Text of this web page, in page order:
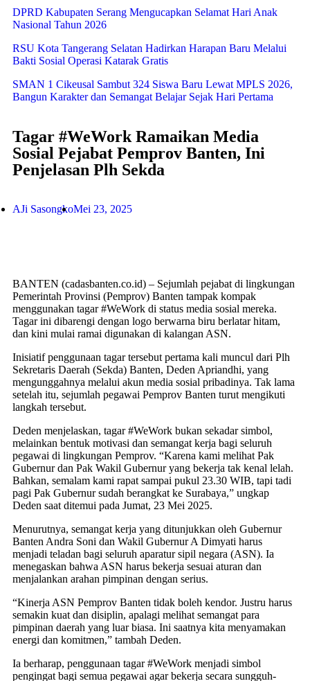
DPRD Kabupaten Serang Mengucapkan Selamat Hari Anak
Nasional Tahun 2026
RSU Kota Tangerang Selatan Hadirkan Harapan Baru Melalui
Bakti Sosial Operasi Katarak Gratis
SMAN 1 Cikeusal Sambut 324 Siswa Baru Lewat MPLS 2026,
Bangun Karakter dan Semangat Belajar Sejak Hari Pertama
Tagar #WeWork Ramaikan Media
Sosial Pejabat Pemprov Banten, Ini
Penjelasan Plh Sekda
AJi SasongkoMei 23, 2025
BANTEN (cadasbanten.co.id) – Sejumlah pejabat di lingkungan
Pemerintah Provinsi (Pemprov) Banten tampak kompak
menggunakan tagar #WeWork di status media sosial mereka.
Tagar ini dibarengi dengan logo berwarna biru berlatar hitam,
dan kini mulai ramai digunakan di kalangan ASN.
Inisiatif penggunaan tagar tersebut pertama kali muncul dari Plh
Sekretaris Daerah (Sekda) Banten, Deden Apriandhi, yang
mengunggahnya melalui akun media sosial pribadinya. Tak lama
setelah itu, sejumlah pegawai Pemprov Banten turut mengikuti
langkah tersebut.
Deden menjelaskan, tagar #WeWork bukan sekadar simbol,
melainkan bentuk motivasi dan semangat kerja bagi seluruh
pegawai di lingkungan Pemprov. “Karena kami melihat Pak
Gubernur dan Pak Wakil Gubernur yang bekerja tak kenal lelah.
Bahkan, semalam kami rapat sampai pukul 23.30 WIB, tapi tadi
pagi Pak Gubernur sudah berangkat ke Surabaya,” ungkap
Deden saat ditemui pada Jumat, 23 Mei 2025.
Menurutnya, semangat kerja yang ditunjukkan oleh Gubernur
Banten Andra Soni dan Wakil Gubernur A Dimyati harus
menjadi teladan bagi seluruh aparatur sipil negara (ASN). Ia
menegaskan bahwa ASN harus bekerja sesuai aturan dan
menjalankan arahan pimpinan dengan serius.
“Kinerja ASN Pemprov Banten tidak boleh kendor. Justru harus
semakin kuat dan disiplin, apalagi melihat semangat para
pimpinan daerah yang luar biasa. Ini saatnya kita menyamakan
energi dan komitmen,” tambah Deden.
Ia berharap, penggunaan tagar #WeWork menjadi simbol
pengingat bagi semua pegawai agar bekerja secara sungguh-